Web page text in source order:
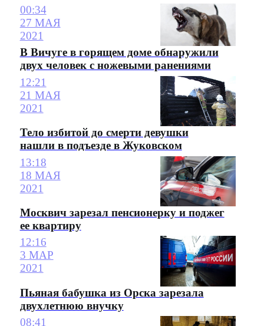
00:34
27 МАЯ
2021
В Вичуге в горящем доме обнаружили
двух человек с ножевыми ранениями
12:21
21 МАЯ
2021
Тело избитой до смерти девушки
нашли в подъезде в Жуковском
13:18
18 МАЯ
2021
Москвич зарезал пенсионерку и поджег
ее квартиру
12:16
3 МАР
2021
Пьяная бабушка из Орска зарезала
двухлетнюю внучку
08:41